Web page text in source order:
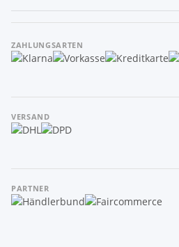
ZAHLUNGSARTEN
VERSAND
PARTNER